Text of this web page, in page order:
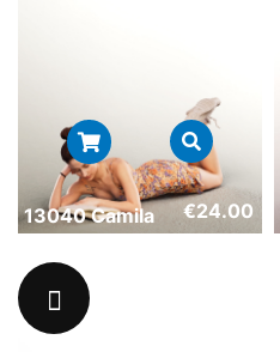
13040 Camila €24.00